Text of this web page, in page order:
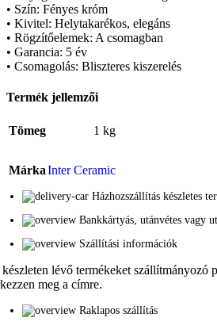
• Szín: Fényes króm
• Kivitel: Helytakarékos, elegáns
• Rögzítőelemek: A csomagban
• Garancia: 5 év
• Csomagolás: Bliszteres kiszerelés
Termék jellemzői
Tömeg 1 kg
MárkaInter Ceramic
Házhozszállítás készletes
Bankkártyás, utánvétes vagy
Szállítási információk
lévő termékeket szállítmányozó
meg a címre.
Raklapos szállítás